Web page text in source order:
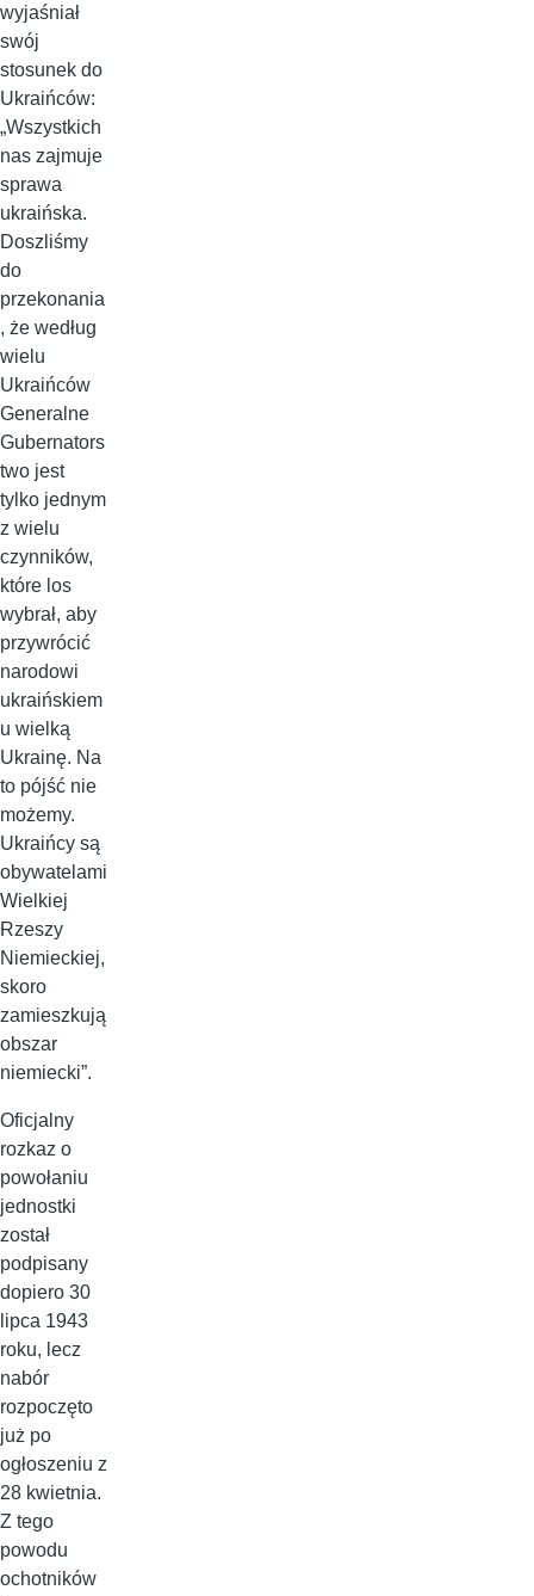
wyjaśniał
swój
stosunek do
Ukraińców:
„Wszystkich
nas zajmuje
sprawa
ukraińska.
Doszliśmy
do
przekonania
, że według
wielu
Ukraińców
Generalne
Gubernators
two jest
tylko jednym
z wielu
czynników,
które los
wybrał, aby
przywrócić
narodowi
ukraińskiem
u wielką
Ukrainę. Na
to pójść nie
możemy.
Ukraińcy są
obywatelami
Wielkiej
Rzeszy
Niemieckiej,
skoro
zamieszkują
obszar
niemiecki”.
Oficjalny
rozkaz o
powołaniu
jednostki
został
podpisany
dopiero 30
lipca 1943
roku, lecz
nabór
rozpoczęto
już po
ogłoszeniu z
28 kwietnia.
Z tego
powodu
ochotników